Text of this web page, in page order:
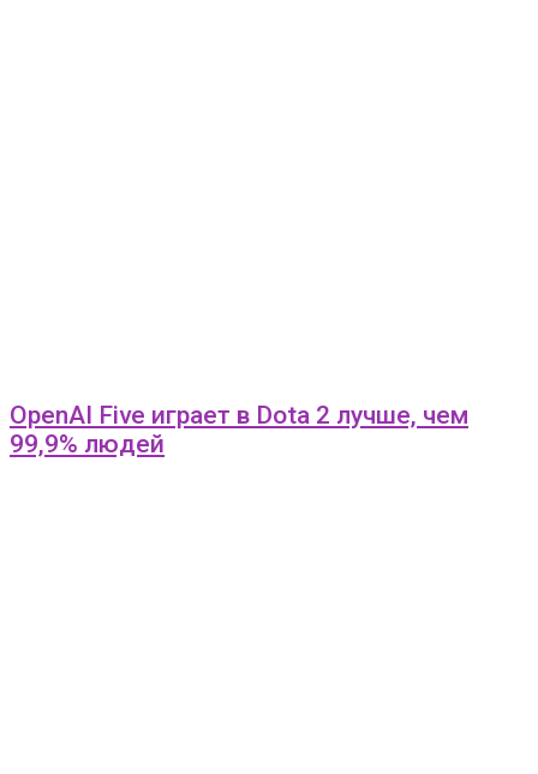
OpenAI Five играет в Dota 2 лучше, чем
99,9% людей